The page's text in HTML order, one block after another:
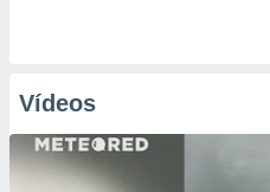
Vídeos